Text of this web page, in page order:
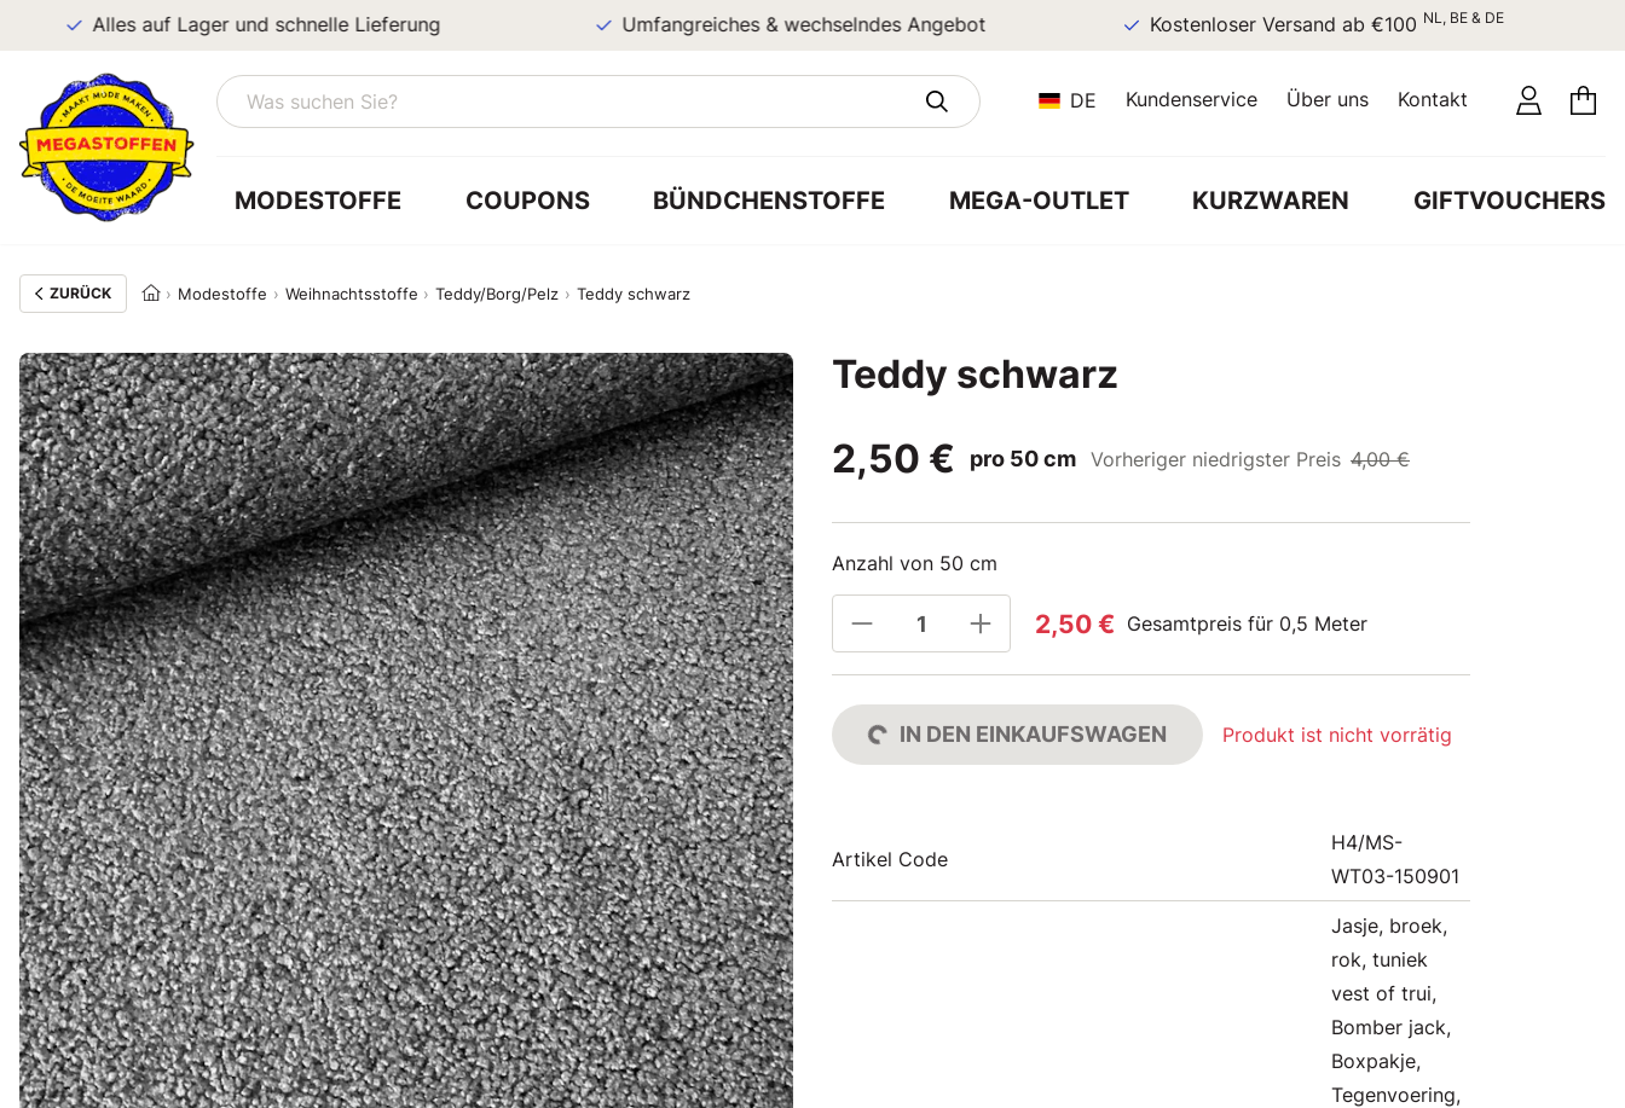
Alles auf Lager und schnelle Lieferung Umfangreiches & wechselndes Angebot Kostenloser Versand ab €100NL, BE & DE
DE Kundenservice Über uns Kontakt
MODESTOFFE COUPONS BÜNDCHENSTOFFE MEGA-OUTLET KURZWAREN GIFTVOUCHERS
ZURÜCK Modestoffe Weihnachtsstoffe Teddy/Borg/Pelz Teddy schwarz
Teddy schwarz
2,50 €
pro 50 cm Vorheriger niedrigster Preis 4,00 €
Anzahl von 50 cm
2,50 € Gesamtpreis für 0,5 Meter
IN DEN EINKAUFSWAGEN Produkt ist nicht vorrätig
Artikel Code
H4/MS-
WT03-150901
Jasje, broek,
rok, tuniek
vest of trui,
Bomber jack,
Boxpakje,
Tegenvoering,